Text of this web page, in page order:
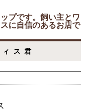
プです。飼い主とワ
に自信のあるお店で
ス君